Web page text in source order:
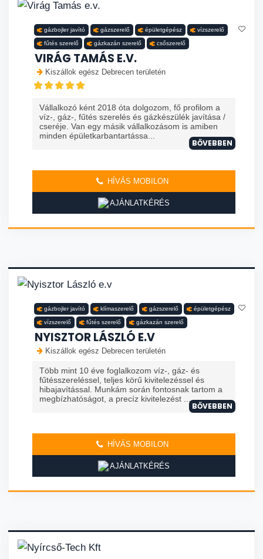
gázbojler javító gázszerelő épületgépész vízszerelő
fűtés szerelő gázkazán szerelő csőszerelő
VIRÁG TAMÁS E.V.
Kiszállok egész Debrecen területén
Vállalkozó ként 2018 óta dolgozom, fő profilom a
víz-, gáz-, fűtés szerelés és gázkészülék javítása /
cseréje. Van egy másik vállalkozásom is amiben
minden épületkarbantartássa...
BŐVEBBEN
HÍVÁS MOBILON
AJÁNLATKÉRÉS
gázbojler javító klímaszerelő gázszerelő épületgépész
vízszerelő fűtés szerelő gázkazán szerelő
NYISZTOR LÁSZLÓ E.V
Kiszállok egész Debrecen területén
Több mint 10 éve foglalkozom víz-, gáz- és
fűtésszereléssel, teljes körű kivitelezéssel és
hibajavítással. Munkám során fontosnak tartom a
megbízhatóságot, a precíz kivitelezést ...
BŐVEBBEN
HÍVÁS MOBILON
AJÁNLATKÉRÉS